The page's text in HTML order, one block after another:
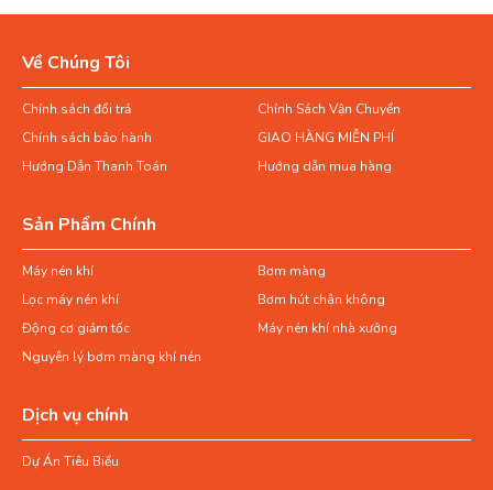
Các thương hiệu máy sấy khí
nén
Máy sấy khí Orion
Máy sấy khí Orion, sản phẩm chất lượng từ Nhật Bản, sở hữu
Tạp chất như dầu và nước trong khí nén được loại bỏ hiệu quả
và thải ra ngoài qua van xả tự động.
Công nghệ sấy tiên tiến giúp tiết kiệm chi phí vận hành, dễ sử
dụng, bảo trì thuận tiện và đảm bảo hiệu suất ổn định.
Khi điểm sương giảm xuống 2–6°C, hơi nước trong khí nén ngưng
tụ, mang lại hiệu quả làm khô tối ưu.
Khí nén sau khi được làm sạch và làm lạnh sẽ đi qua bộ trao đổi
nhiệt, tăng nhiệt độ lên khoảng 6–8°C trước khi đưa vào sử
dụng.
Về Chúng Tôi
Chính sách đổi trả
Chính Sách Vận Chuyển
Chính sách bảo hành
GIAO HÀNG MIỄN PHÍ
Hướng Dẫn Thanh Toán
Hướng dẫn mua hàng
Sản Phẩm Chính
Máy nén khí
Bơm màng
Lọc máy nén khí
Bơm hút chân không
Động cơ giảm tốc
Máy nén khí nhà xưởng
Nguyên lý bơm màng khí nén
Dịch vụ chính
Dự Án Tiêu Biểu